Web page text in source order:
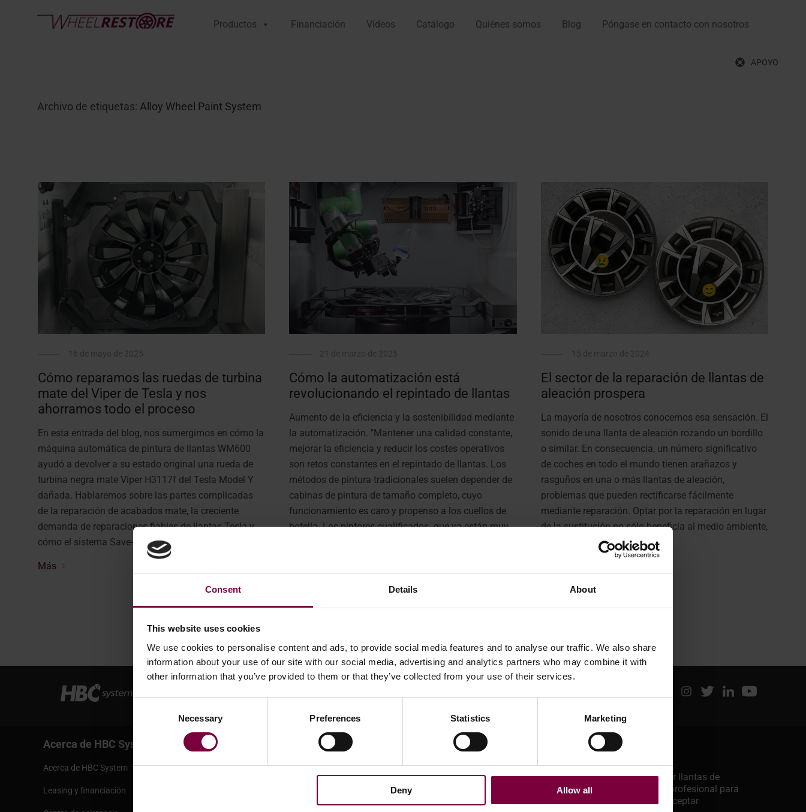
Consent Details About
This website uses cookies
We use cookies to personalise content and ads, to provide social media features and to analyse our traffic. We also share
information about your use of our site with our social media, advertising and analytics partners who may combine it with
other information that you’ve provided to them or that they’ve collected from your use of their services.
Necessary Preferences Statistics Marketing
Deny Allow all
Productos Financiación Vídeos Catálogo Quiénes somos Blog Póngase en contacto con nosotros
APOYO
Archivo de etiquetas: Alloy Wheel Paint System
Cómo reparamos las ruedas de turbina
mate del Viper de Tesla y nos
ahorramos todo el proceso
En esta entrada del blog, nos sumergimos en cómo la
máquina automática de pintura de llantas WM600
ayudó a devolver a su estado original una rueda de
turbina negra mate Viper H3117f del Tesla Model Y
dañada. Hablaremos sobre las partes complicadas
de la reparación de acabados mate, la creciente
demanda de reparaciones fiables de llantas Tesla y
cómo el sistema Save-a-Wheel de la WM600 ...
Más
Cómo la automatización está
revolucionando el repintado de llantas
Aumento de la eficiencia y la sostenibilidad mediante
la automatización. "Mantener una calidad constante,
mejorar la eficiencia y reducir los costes operativos
son retos constantes en el repintado de llantas. Los
métodos de pintura tradicionales suelen depender de
cabinas de pintura de tamaño completo, cuyo
funcionamiento es caro y propenso a los cuellos de
botella. Los pintores cualificados -que ya están muy
El sector de la reparación de llantas de
aleación prospera
La mayoría de nosotros conocemos esa sensación. El
sonido de una llanta de aleación rozando un bordillo
o similar. En consecuencia, un número significativo
de coches en todo el mundo tienen arañazos y
rasguños en una o más llantas de aleación,
problemas que pueden rectificarse fácilmente
mediante reparación. Optar por la reparación en lugar
de la sustitución no sólo beneficia al medio ambiente,
sino también a ...
Acerca de HBC System
Acerca de HBC System
Leasing y financiación
Condiciones generales
Últimas noticias
12/06/2026 -
5.0 La IA está aquí para su DCM
Últimas entradas
29 de junio de 2026
¿Es seguro enderezar llantas de
aleación? Una guía profesional para
saber qué trabajos aceptar